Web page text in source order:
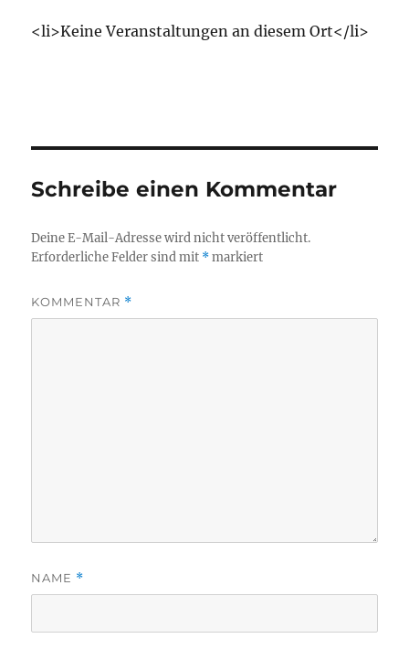
<li>Keine Veranstaltungen an diesem Ort</li>
Schreibe einen Kommentar
Deine E-Mail-Adresse wird nicht veröffentlicht.
Erforderliche Felder sind mit *markiert
KOMMENTAR *
NAME *